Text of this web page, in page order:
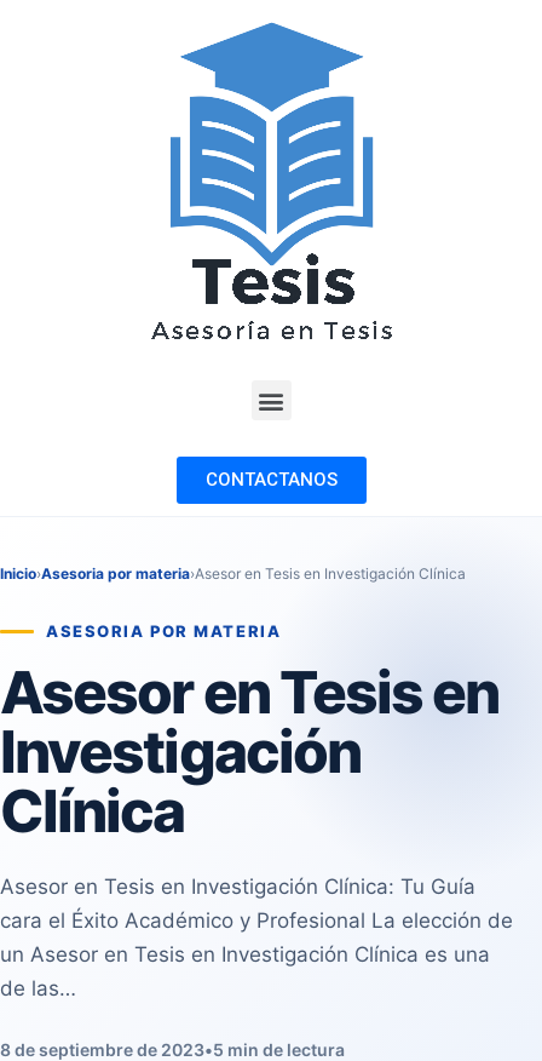
CONTACTANOS
Inicio›Asesoria por materia›Asesor en Tesis en Investigación Clínica
ASESORIA POR MATERIA
Asesor en Tesis en
Investigación
Clínica
Asesor en Tesis en Investigación Clínica: Tu Guía
cara el Éxito Académico y Profesional La elección de
un Asesor en Tesis en Investigación Clínica es una
de las…
8 de septiembre de 2023•5 min de lectura